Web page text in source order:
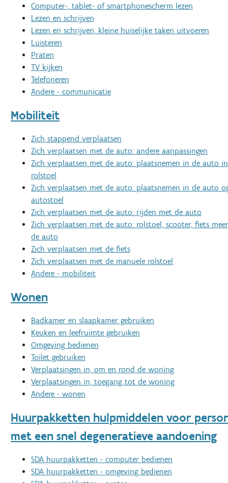
Computer-, tablet- of smartphonescherm lezen
Lezen en schrijven
Lezen en schrijven, kleine huiselijke taken uitvoeren
Luisteren
Praten
TV kijken
Telefoneren
Andere - communicatie
Mobiliteit
Zich stappend verplaatsen
Zich verplaatsen met de auto: andere aanpassingen
Zich verplaatsen met de auto: plaatsnemen in de auto
rolstoel
Zich verplaatsen met de auto: plaatsnemen in de auto
autostoel
Zich verplaatsen met de auto: rijden met de auto
Zich verplaatsen met de auto: rolstoel, scooter, fiets
de auto
Zich verplaatsen met de fiets
Zich verplaatsen met de manuele rolstoel
Andere - mobiliteit
Wonen
Badkamer en slaapkamer gebruiken
Keuken en leefruimte gebruiken
Omgeving bedienen
Toilet gebruiken
Verplaatsingen in, om en rond de woning
Verplaatsingen in, toegang tot de woning
Andere - wonen
Huurpakketten hulpmiddelen voor
met een snel degeneratieve aandoening
SDA huurpakketten - computer bedienen
SDA huurpakketten - omgeving bedienen